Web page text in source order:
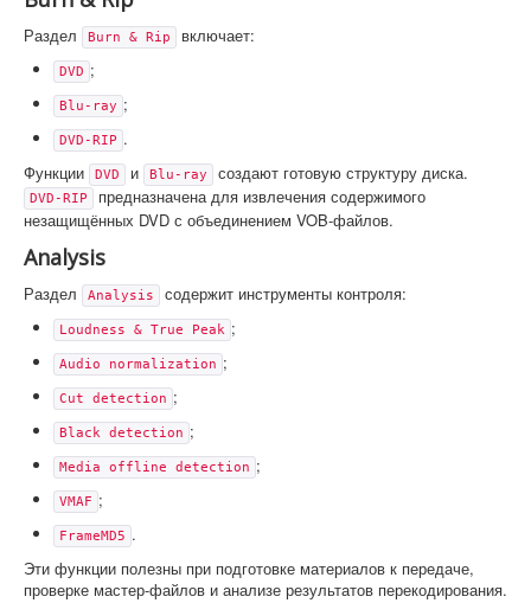
Раздел Burn & Rip включает:
DVD ;
Blu-ray ;
DVD-RIP .
Функции
DVD и Blu-ray создают готовую структуру диска.
DVD-RIP
предназначена для извлечения содержимого
незащищённых DVD с объединением VOB-файлов.
Analysis
Раздел Analysis содержит инструменты контроля:
Loudness & True Peak ;
Audio normalization ;
Cut detection ;
Black detection ;
Media offline detection ;
VMAF ;
FrameMD5 .
Эти функции полезны при подготовке материалов к передаче,
проверке мастер-файлов и анализе результатов перекодирования.